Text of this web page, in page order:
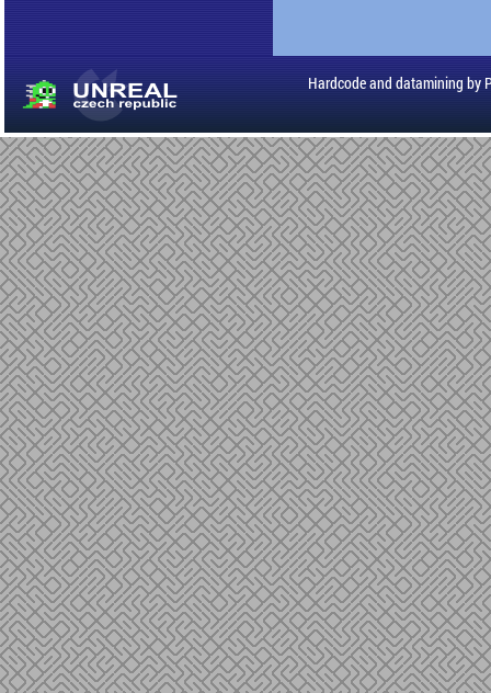
Hardcode and datamining by